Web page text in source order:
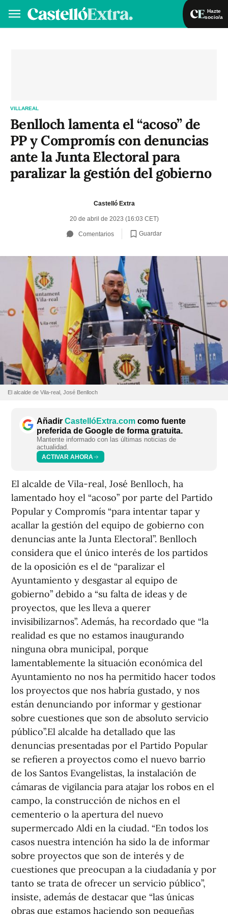
Hazte
socio/a
VILLAREAL
Benlloch lamenta el “acoso” de
PP y Compromís con denuncias
ante la Junta Electoral para
paralizar la gestión del gobierno
Castelló Extra
20 de abril de 2023 (16:03 CET)
Comentarios Guardar
El alcalde de Vila-real, José Benlloch
Añadir CastellóExtra.com como fuente
preferida de Google de forma gratuita.
Mantente informado con las últimas noticias de
actualidad.
ACTIVAR AHORA
El alcalde de Vila-real, José Benlloch, ha
lamentado hoy el “acoso” por parte del Partido
Popular y Compromís “para intentar tapar y
acallar la gestión del equipo de gobierno con
denuncias ante la Junta Electoral”. Benlloch
considera que el único interés de los partidos
de la oposición es el de “paralizar el
Ayuntamiento y desgastar al equipo de
gobierno” debido a “su falta de ideas y de
proyectos, que les lleva a querer
invisibilizarnos”. Además, ha recordado que “la
realidad es que no estamos inaugurando
ninguna obra municipal, porque
lamentablemente la situación económica del
Ayuntamiento no nos ha permitido hacer todos
los proyectos que nos habría gustado, y nos
están denunciando por informar y gestionar
sobre cuestiones que son de absoluto servicio
público”.El alcalde ha detallado que las
denuncias presentadas por el Partido Popular
se refieren a proyectos como el nuevo barrio
de los Santos Evangelistas, la instalación de
cámaras de vigilancia para atajar los robos en el
campo, la construcción de nichos en el
cementerio o la apertura del nuevo
supermercado Aldi en la ciudad. “En todos los
casos nuestra intención ha sido la de informar
sobre proyectos que son de interés y de
cuestiones que preocupan a la ciudadanía y por
tanto se trata de ofrecer un servicio público”,
insiste, además de destacar que “las únicas
obras que estamos haciendo son pequeñas